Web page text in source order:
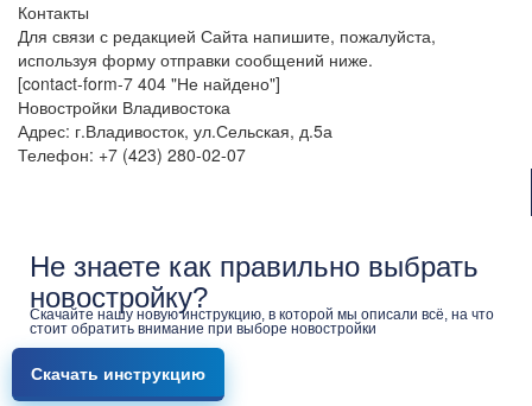
Контакты
Для связи с редакцией Сайта напишите, пожалуйста,
используя форму отправки сообщений ниже.
[contact-form-7 404 "Не найдено"]
Новостройки Владивостока
Адрес: г.Владивосток, ул.Сельская, д.5а
Телефон: +7 (423) 280-02-07
Не знаете как правильно выбрать
новостройку?
Скачайте нашу новую инструкцию, в которой мы описали всё, на что
стоит обратить внимание при выборе новостройки
Скачать инструкцию